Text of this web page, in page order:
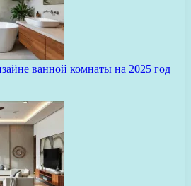
ванной комнаты на 2025 год